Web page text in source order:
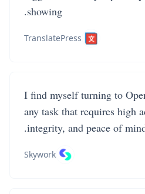
showing.
TranslatePress
I find myself turning to
any task that requires high
integrity, and peace of
Skywork